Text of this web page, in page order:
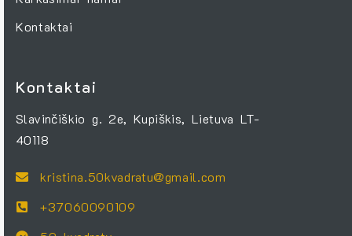
Kontaktai
Kontaktai
Slavinčiškio g. 2e, Kupiškis, Lietuva LT-
40118
kristina.50kvadratu@gmail.com
+37060090109